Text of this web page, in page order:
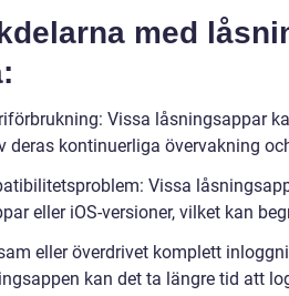
med
Vissa låsningsappar
deras kontinuerliga övervakning
Vissa
eller iOS-versioner, vilket kan
eller överdrivet komplett
kan det ta längre tid att